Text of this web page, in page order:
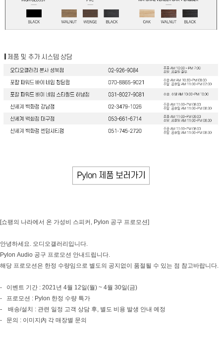
[쇼팽의 나라에서 온 가성비 스피커, Pylon 공구 프로모션]
안녕하세요. 오디오갤러리입니다.
Pylon Audio 공구 프로모션 안내드립니다.
해당 프로모션은 한정 수량임으로 별도의 공지없이 품절될 수 있는 점 참고바랍니다.
- 이벤트 기간 : 2021년 4월 12일(월) ~ 4월 30일(금)
- 프로모션 : Pylon 한정 수량 특가
- 배송/설치 : 관련 일정 고객 상담 후, 별도 비용 발생 안내 예정
- 문의 : 이미지內 각 매장별 문의